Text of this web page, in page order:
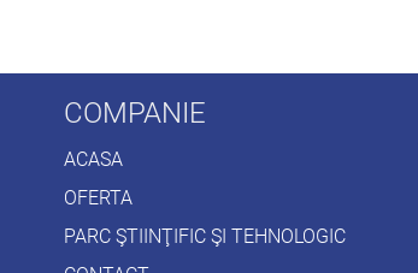
COMPANIE
ACASA
OFERTA
PARC ŞTIINŢIFIC ŞI TEHNOLOGIC